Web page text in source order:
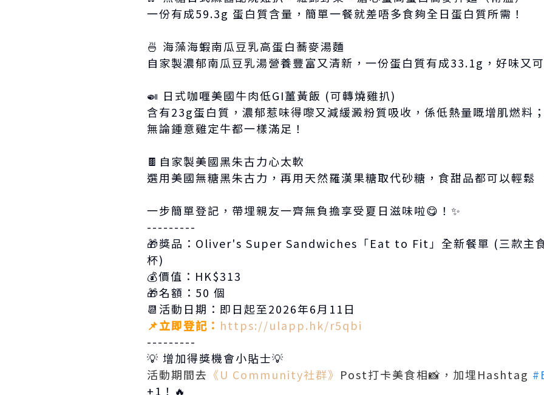
一份有成59.3g 蛋白質含量，簡單一餐就差唔多食夠全日蛋白質所需！
🍜 海藻海蝦南瓜豆乳高蛋白蕎麥湯麵
自家製濃郁南瓜豆乳湯營養豐富又清新，一份蛋白質有成33.1g，好味又
🍛 日式咖喱美國牛肉低GI薑黃飯 (可轉燒雞扒)
含有23g蛋白質，濃郁惹味得嚟又減緩澱粉質吸收，係低熱量嘅增肌燃料
無論鍾意雞定牛都一樣滿足！
🍫自家製美國黑朱古力心太軟
選用美國無糖黑朱古力，再用天然羅漢果糖取代砂糖，食甜品都可以輕
一步簡單登記，帶埋親友一齊無負擔享受夏日滋味啦😋！✨
---------
🎁獎品：Oliver's Super Sandwiches「Eat to Fit」全新餐單 (三款主
杯)
💰價值：HK$313
🎁名額：50 個
📆活動日期：即日起至2026年6月11日
📌立即登記： https://ulapp.hk/r5qbi
---------
💡 增加得獎機會小貼士💡
活動期間去 《U Community社群》 Post打卡美食相📸，加埋Hashtag
+1！🔥